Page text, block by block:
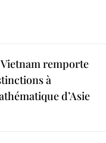
remporte
à
d’Asie